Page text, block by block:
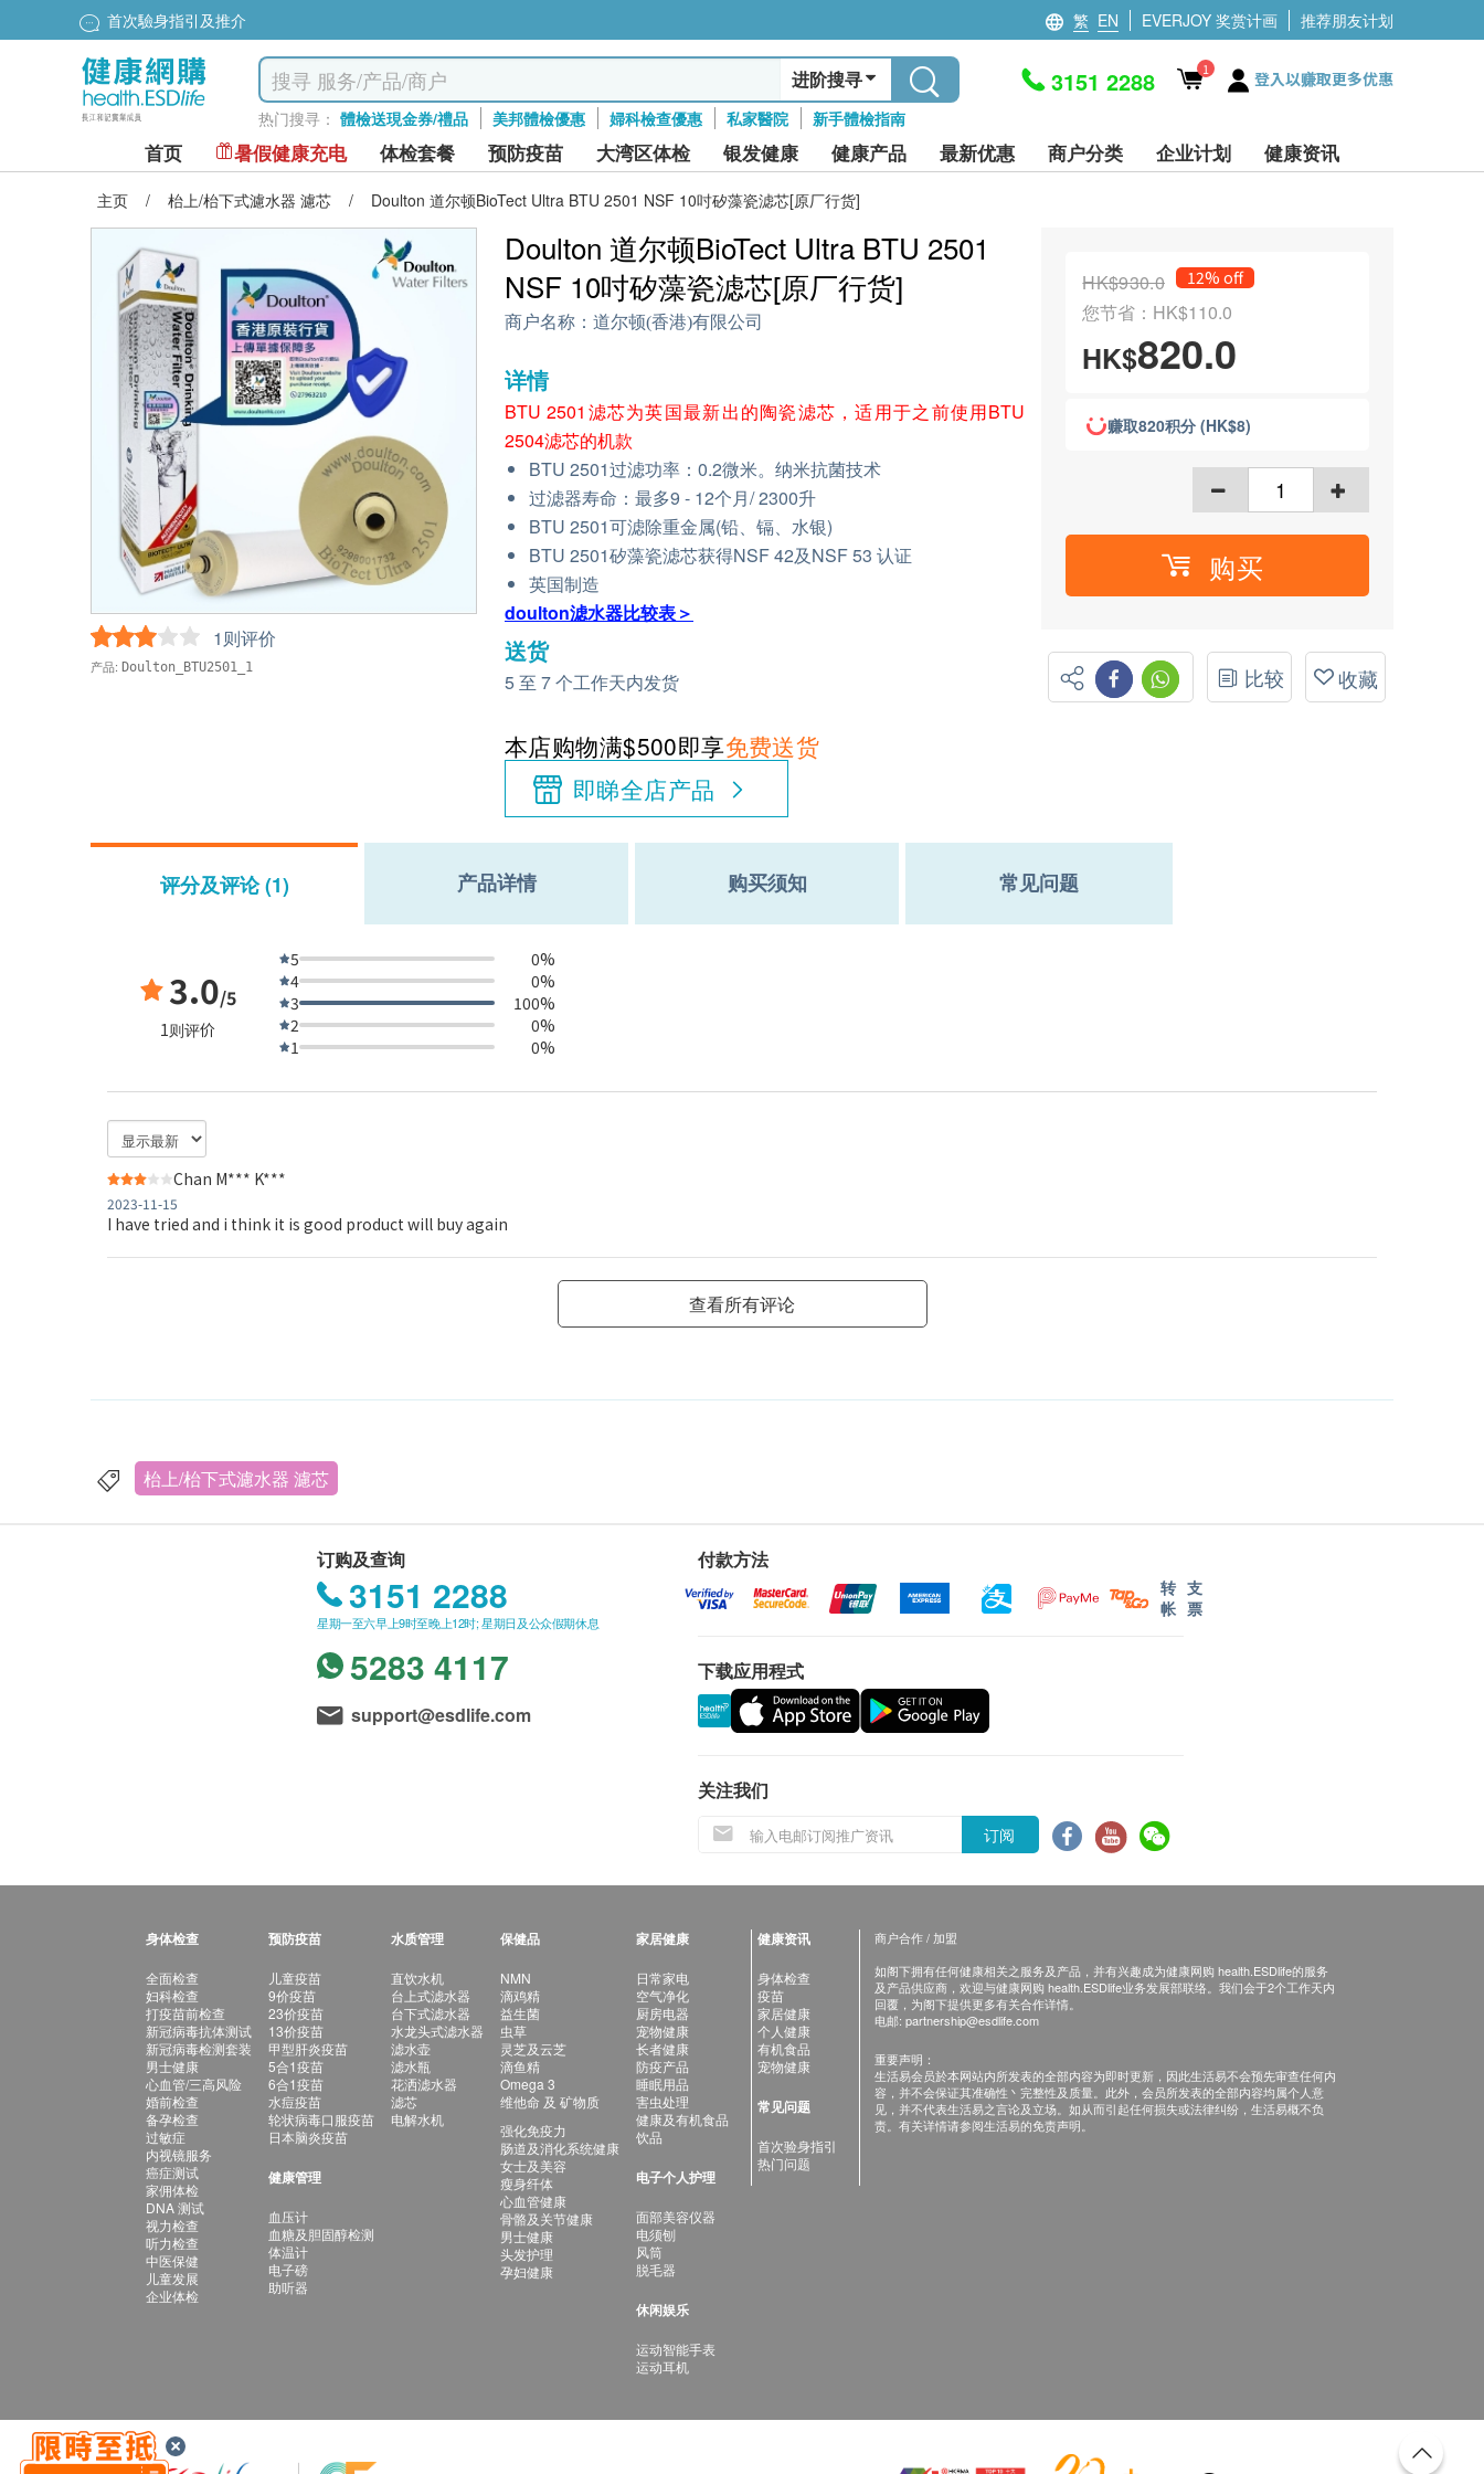
首次驗身指引及推介 繁 EN EVERJOY 奖赏计画 推荐朋友计划
进阶搜寻
热门搜寻： 體檢送現金券/禮品 美邦體檢優惠 婦科檢查優惠 私家醫院 新手體檢指南
3151 2288 1 登入以赚取更多优惠
首页 暑假健康充电 体检套餐 预防疫苗 大湾区体检 银发健康 健康产品 最新优惠 商户分类 企业计划 健康资讯
主页 / 枱上/枱下式濾水器 濾芯 / Doulton 道尔顿BioTect Ultra BTU 2501 NSF 10吋矽藻瓷滤芯[原厂行货]
1则评价
产品: Doulton_BTU2501_1
Doulton 道尔顿BioTect Ultra BTU 2501
NSF 10吋矽藻瓷滤芯[原厂行货]
商户名称： 道尔顿(香港)有限公司
详情
BTU 2501滤芯为英国最新出的陶瓷滤芯，适用于之前使用BTU
2504滤芯的机款
BTU 2501过滤功率：0.2微米。纳米抗菌技术
过滤器寿命：最多9 - 12个月/ 2300升
BTU 2501可滤除重金属(铅、镉、水银)
BTU 2501矽藻瓷滤芯获得NSF 42及NSF 53 认证
英国制造
doulton滤水器比较表＞
送货
5 至 7 个工作天内发货
本店购物满$500即享免费送货
即睇全店产品
HK$930.0 12% off
您节省：HK$110.0
HK$820.0
赚取820积分 (HK$8)
购买
比较 收藏
评分及评论 (1) 产品详情 购买须知 常见问题
3.0/5
1则评价
5
0%
4
0%
3
100%
2
0%
1
0%
Chan M*** K***
2023-11-15
I have tried and i think it is good product will buy again
查看所有评论
枱上/枱下式濾水器 濾芯
订购及查询
3151 2288
星期一至六早上9时至晚上12时; 星期日及公众假期休息
5283 4117
support@esdlife.com
付款方法
转
帐
支
票
下载应用程式
关注我们
订阅
身体检查
全面检查
妇科检查
打疫苗前检查
新冠病毒抗体测试
新冠病毒检测套装
男士健康
心血管/三高风险
婚前检查
备孕检查
过敏症
内视镜服务
癌症测试
家佣体检
DNA 测试
视力检查
听力检查
中医保健
儿童发展
企业体检
预防疫苗
儿童疫苗
9价疫苗
23价疫苗
13价疫苗
甲型肝炎疫苗
5合1疫苗
6合1疫苗
水痘疫苗
轮状病毒口服疫苗
日本脑炎疫苗
健康管理
血压计
血糖及胆固醇检测
体温计
电子磅
助听器
水质管理
直饮水机
台上式滤水器
台下式滤水器
水龙头式滤水器
滤水壶
滤水瓶
花洒滤水器
滤芯
电解水机
保健品
NMN
滴鸡精
益生菌
虫草
灵芝及云芝
滴鱼精
Omega 3
维他命 及 矿物质
强化免疫力
肠道及消化系统健康
女士及美容
瘦身纤体
心血管健康
骨骼及关节健康
男士健康
头发护理
孕妇健康
家居健康
日常家电
空气净化
厨房电器
宠物健康
长者健康
防疫产品
睡眠用品
害虫处理
健康及有机食品
饮品
电子个人护理
面部美容仪器
电须刨
风筒
脱毛器
休闲娱乐
运动智能手表
运动耳机
健康资讯
身体检查
疫苗
家居健康
个人健康
有机食品
宠物健康
常见问题
首次验身指引
热门问题
商户合作 / 加盟
如阁下拥有任何健康相关之服务及产品，并有兴趣成为健康网购 health.ESDlife的服务
及产品供应商，欢迎与健康网购 health.ESDlife业务发展部联络。我们会于2个工作天内
回覆，为阁下提供更多有关合作详情。
电邮: partnership@esdlife.com
重要声明：
生活易会员於本网站内所发表的全部内容为即时更新，因此生活易不会预先审查任何内
容，并不会保证其准确性丶完整性及质量。此外，会员所发表的全部内容均属个人意
见，并不代表生活易之言论及立场。如从而引起任何损失或法律纠纷，生活易概不负
责。有关详情请参阅生活易的免责声明。